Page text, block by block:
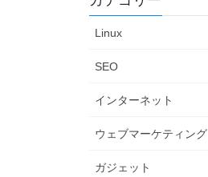
Linux
SEO
インターネット
ウェブマーケティング
ガジェット